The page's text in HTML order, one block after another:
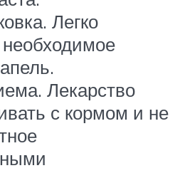
Легко
Лекарство
с кормом и не